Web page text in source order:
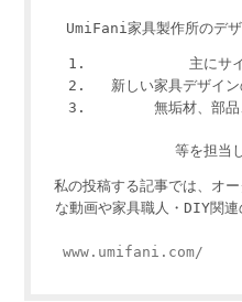
UmiFani家具製作所のデ
主にサ
新しい家具デザイ
無垢材、部
等を担当
私の投稿する記事では、オ
な動画や家具職人・DIY関連
www.umifani.com/